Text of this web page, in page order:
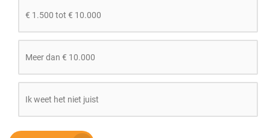
€ 1.500 tot € 10.000
Meer dan € 10.000
Ik weet het niet juist